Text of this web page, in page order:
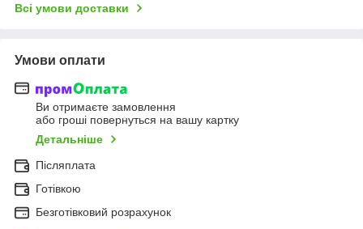
Всі умови доставки
Умови оплати
Ви отримаєте замовлення
або гроші повернуться на вашу картку
Детальніше
Післяплата
Готівкою
Безготівковий розрахунок